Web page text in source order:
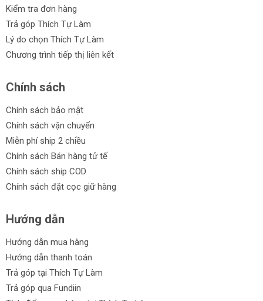
Kiểm tra đơn hàng
Trả góp Thích Tự Làm
Lý do chọn Thích Tự Làm
Chương trình tiếp thị liên kết
Chính sách
Chính sách bảo mật
Chính sách vận chuyển
Miễn phí ship 2 chiều
Chính sách Bán hàng tử tế
Chính sách ship COD
Chính sách đặt cọc giữ hàng
Hướng dẫn
Hướng dẫn mua hàng
Hướng dẫn thanh toán
Trả góp tại Thích Tự Làm
Trả góp qua Fundiin